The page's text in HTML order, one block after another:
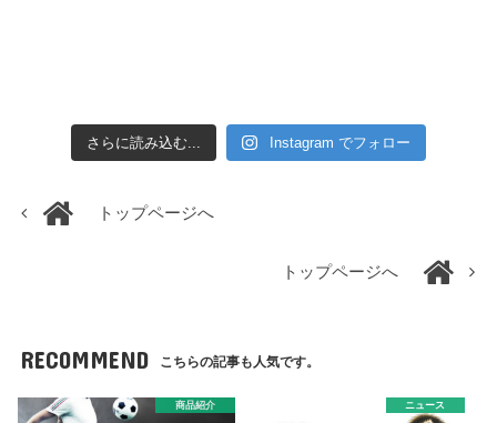
さらに読み込む... Instagram でフォロー
トップページへ
トップページへ
RECOMMEND こちらの記事も人気です。
商品紹介 ニュース